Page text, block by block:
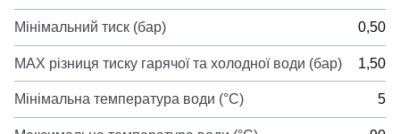
Мінімальний тиск (бар) 0,50
MAX різниця тиску гарячої та холодної води (бар) 1,50
Мінімальна температура води (°C) 5